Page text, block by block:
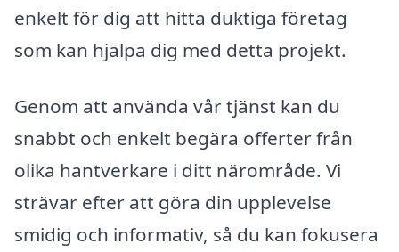
enkelt för dig att hitta duktiga företag
som kan hjälpa dig med detta projekt.
Genom att använda vår tjänst kan du
snabbt och enkelt begära offerter från
olika hantverkare i ditt närområde. Vi
strävar efter att göra din upplevelse
smidig och informativ, så du kan fokusera